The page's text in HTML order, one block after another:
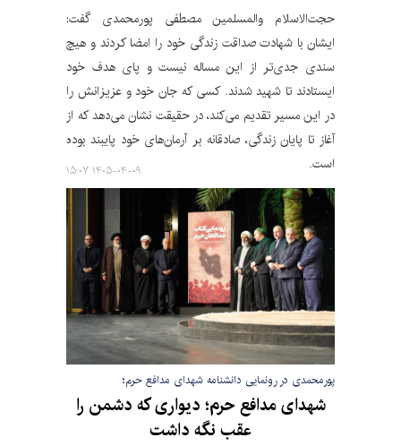
حجت‌الاسلام والمسلمین مصطفی پورمحمدی گفت:
ایشان با شهادت صداقت زندگی خود را امضا کردند و هیچ
سندی جدی‌تر از این مساله نیست و پای هدف خود
ایستادند تا شهید شدند. کسی که جان خود و عزیزانش را
در این مسیر تقدیم می‌کند، در حقیقت نشان می‌دهد که از
آغاز تا پایان زندگی، صادقانه بر آرمان‌های خود پایبند بوده
است.
۱۴۰۵-۰۴-۰۹ ۱۵:۰۷
پورمحمدی در رونمایی دانشنامه شهدای مدافع حرم؛
شهدای مدافع حرم؛ دیواری که دشمن را
عقب نگه داشت